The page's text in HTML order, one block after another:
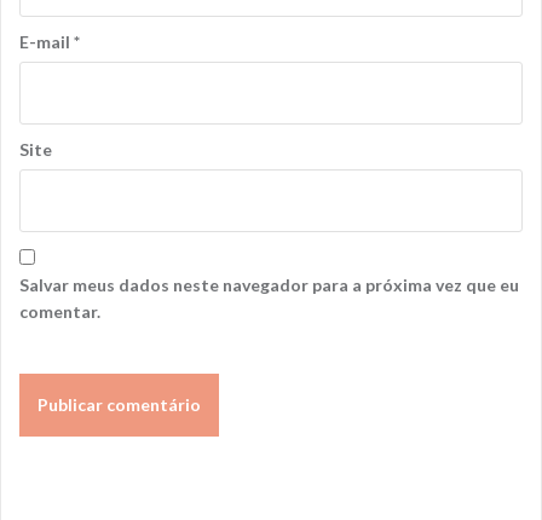
E-mail *
Site
Salvar meus dados neste navegador para a próxima vez que eu
comentar.